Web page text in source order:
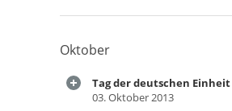
Oktober
Tag der deutschen Einheit
03. Oktober 2013